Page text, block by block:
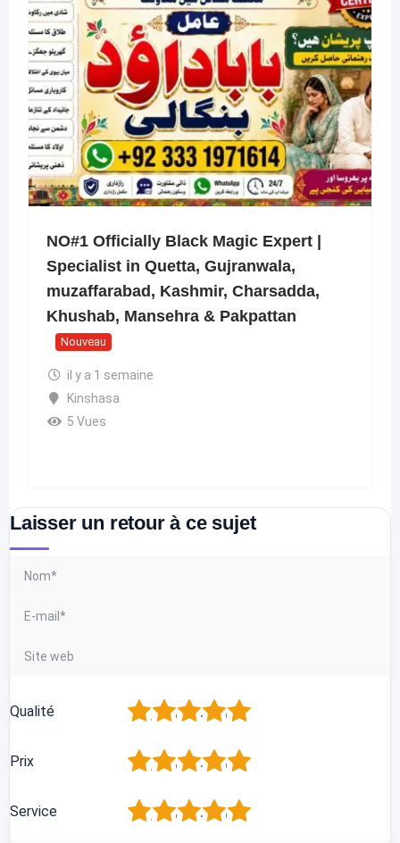
NO#1 Officially Black Magic Expert |
Specialist in Quetta, Gujranwala,
muzaffarabad, Kashmir, Charsadda,
Khushab, Mansehra & Pakpattan
Nouveau
il y a 1 semaine
Kinshasa
5 Vues
Laisser un retour à ce sujet
Qualité 5
4
3
2
Prix 5
4
3
2
Service 5
4
3
2